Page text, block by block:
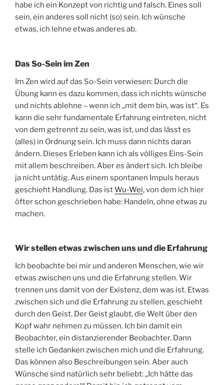
habe ich ein Konzept von richtig und falsch. Eines soll
sein, ein anderes soll nicht (so) sein. Ich wünsche
etwas, ich lehne etwas anderes ab.
Das So-Sein im Zen
Im Zen wird auf das So-Sein verwiesen: Durch die
Übung kann es dazu kommen, dass ich nichts wünsche
und nichts ablehne – wenn ich „mit dem bin, was ist“. Es
kann die sehr fundamentale Erfahrung eintreten, nicht
von dem getrennt zu sein, was ist, und das lässt es
(alles) in Ordnung sein. Ich muss dann nichts daran
ändern. Dieses Erleben kann ich als völliges Eins-Sein
mit allem beschreiben. Aberes ändert sich. Ich bleibe
ja nicht untätig. Aus einem spontanen Impuls heraus
geschieht Handlung. Das istWu-Wei, von dem ich hier
öfter schon geschrieben habe: Handeln, ohne etwas zu
machen.
Wir stellen etwas zwischen uns und die Erfahrung
Ich beobachte bei mir und anderen Menschen, wie wir
etwas zwischen uns und die Erfahrung stellen. Wir
trennen uns damit von der Existenz, dem was ist. Etwas
zwischen sich und die Erfahrung zu stellen, geschieht
durch den Geist. Der Geist glaubt, die Welt über den
Kopf wahr nehmen zu müssen. Ich bin damit ein
Beobachter, ein distanzierender Beobachter. Dann
stelle ich Gedanken zwischen mich und die Erfahrung.
Das können also Beschreibungen sein. Aber auch
Wünsche sind natürlich sehr beliebt: „Ich hätte das